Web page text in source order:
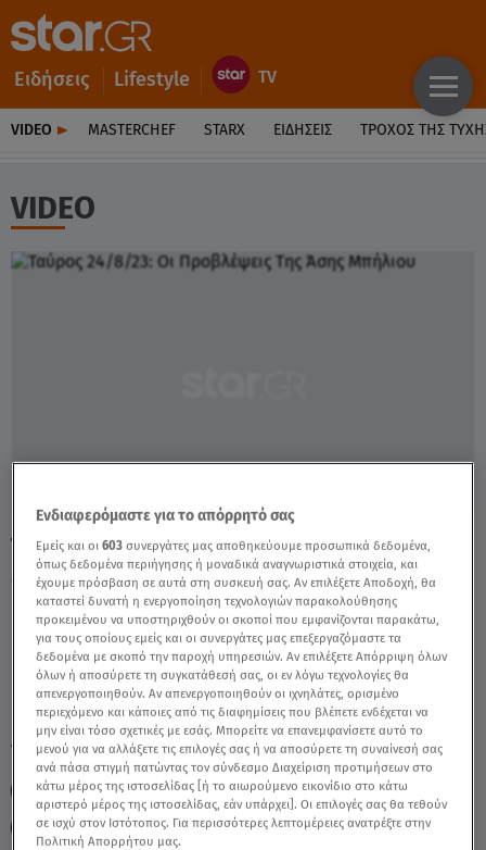
Ειδήσεις Lifestyle
VIDEO MASTERCHEF STARX ΕΙΔΉΣΕΙΣ ΤΡΟΧΌΣ ΤΗΣ
VIDEO
Ταύρος 24/8/23: Οι Προβλέψεις Της Άσης
Μπήλιου - Video
TAGS: ΤΑΥΡΟΣ ΖΩΔΙΑ ΖΩΔΙΑ ΣΗΜΕΡΑ ΑΣΗ ΜΠΗΛΙΟΥ
ΖΩΔΙΑ ΑΣΗ ΜΠΗΛΙΟΥ
ΑΣΤΡΟΛΟΓΙΚΕΣ ΠΡΟΒΛΕΨΕΙΣ
ΗΜΕΡΗΣΙΕΣ ΠΡΟΒΛΕΨΕΙΣ
Ενδιαφερόμαστε για το απόρρητό σας
Εμείς και οι603 συνεργάτες μας αποθηκεύουμε προσωπικά δεδομένα,
όπως δεδομένα περιήγησης ή μοναδικά αναγνωριστικά στοιχεία, και
έχουμε πρόσβαση σε αυτά στη συσκευή σας. Αν επιλέξετε Αποδοχή, θα
καταστεί δυνατή η ενεργοποίηση τεχνολογιών παρακολούθησης
προκειμένου να υποστηριχθούν οι σκοποί που εμφανίζονται παρακάτω,
για τους οποίους εμείς και οι συνεργάτες μας επεξεργαζόμαστε τα
δεδομένα με σκοπό την παροχή υπηρεσιών. Αν επιλέξετε Απόρριψη όλων
όλων ή αποσύρετε τη συγκατάθεσή σας, οι εν λόγω τεχνολογίες θα
απενεργοποιηθούν. Αν απενεργοποιηθούν οι ιχνηλάτες, ορισμένο
περιεχόμενο και κάποιες από τις διαφημίσεις που βλέπετε ενδέχεται να
μην είναι τόσο σχετικές με εσάς. Μπορείτε να επανεμφανίσετε αυτό το
μενού για να αλλάξετε τις επιλογές σας ή να αποσύρετε τη συναίνεσή σας
ανά πάσα στιγμή πατώντας τον σύνδεσμο Διαχείριση προτιμήσεων στο
κάτω μέρος της ιστοσελίδας [ή το αιωρούμενο εικονίδιο στο κάτω
αριστερό μέρος της ιστοσελίδας, εάν υπάρχει]. Οι επιλογές σας θα τεθούν
σε ισχύ στον Ιστότοπος. Για περισσότερες λεπτομέρειες ανατρέξτε στην
Πολιτική Απορρήτου μας.